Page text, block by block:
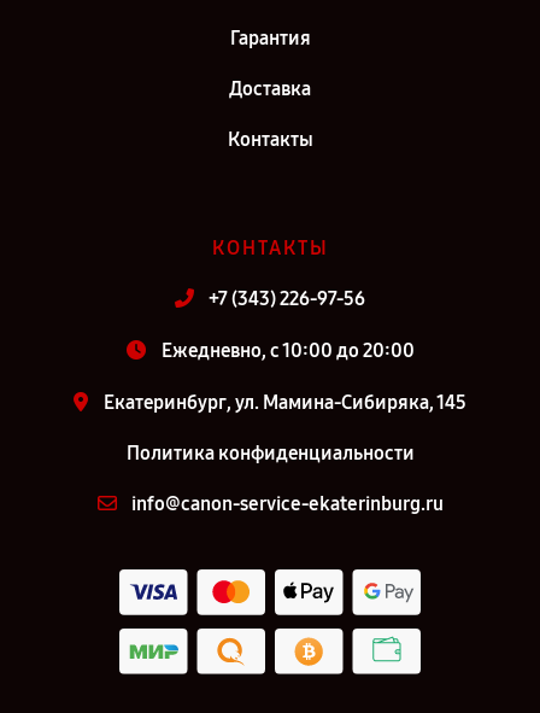
Гарантия
Доставка
Контакты
КОНТАКТЫ
+7 (343) 226-97-56
Ежедневно, с 10:00 до 20:00
Екатеринбург, ул. Мамина-Сибиряка, 145
Политика конфиденциальности
info@canon-service-ekaterinburg.ru